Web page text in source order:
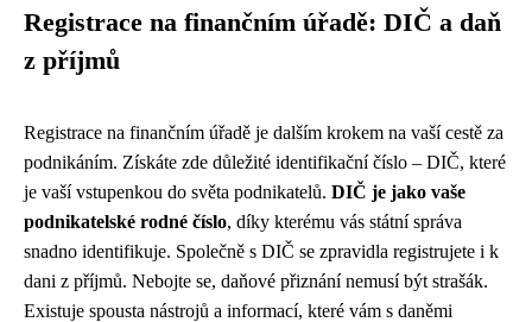
Registrace na finančním úřadě: DIČ a daň
z příjmů
Registrace na finančním úřadě je dalším krokem na vaší cestě za
podnikáním. Získáte zde důležité identifikační číslo – DIČ, které
je vaší vstupenkou do světa podnikatelů. DIČ je jako vaše
podnikatelské rodné číslo, díky kterému vás státní správa
snadno identifikuje. Společně s DIČ se zpravidla registrujete i k
dani z příjmů. Nebojte se, daňové přiznání nemusí být strašák.
Existuje spousta nástrojů a informací, které vám s daněmi